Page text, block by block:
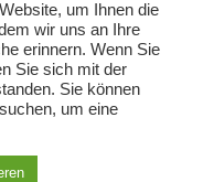
um Ihnen die
wir uns an Ihre
erinnern. Wenn Sie
Sie sich mit der
Sie können
um eine